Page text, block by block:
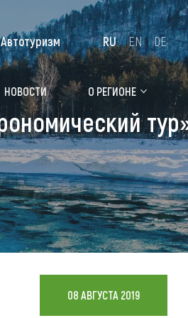
Алтайская
Где
Санатории
Гостиницы,
Коттеджи, базы
Сельские
Мотели,
НОВОСТИ О РЕГИОНЕ
Автотуризм RU EN DE
08 АВГУСТА 2019